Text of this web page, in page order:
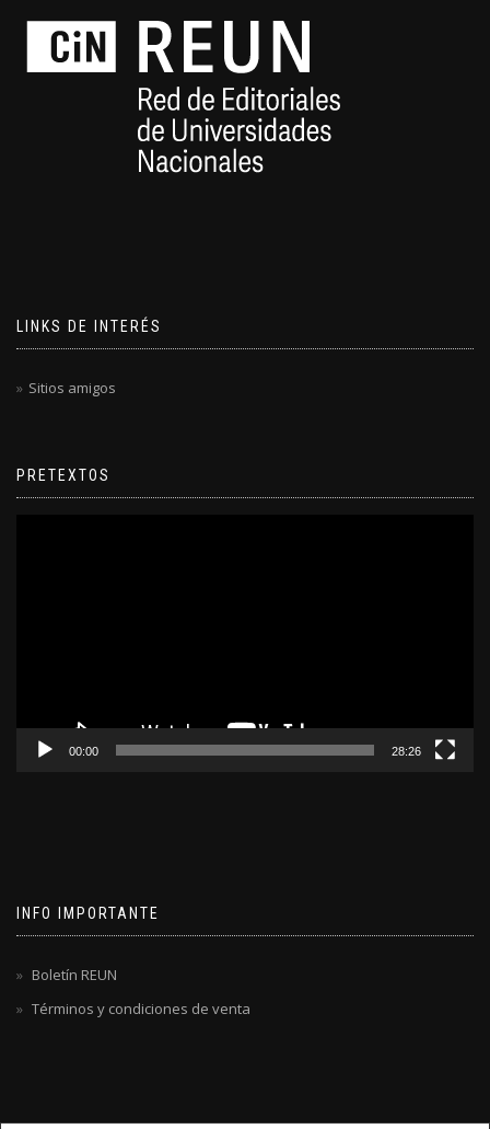
LINKS DE INTERÉS
Sitios amigos
PRETEXTOS
00:00 28:26
INFO IMPORTANTE
Boletín REUN
Términos y condiciones de venta